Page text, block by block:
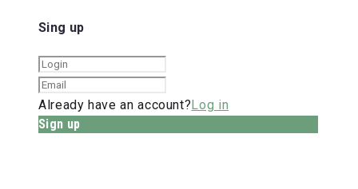
Sing up
Already have an account?Log in
Sign up